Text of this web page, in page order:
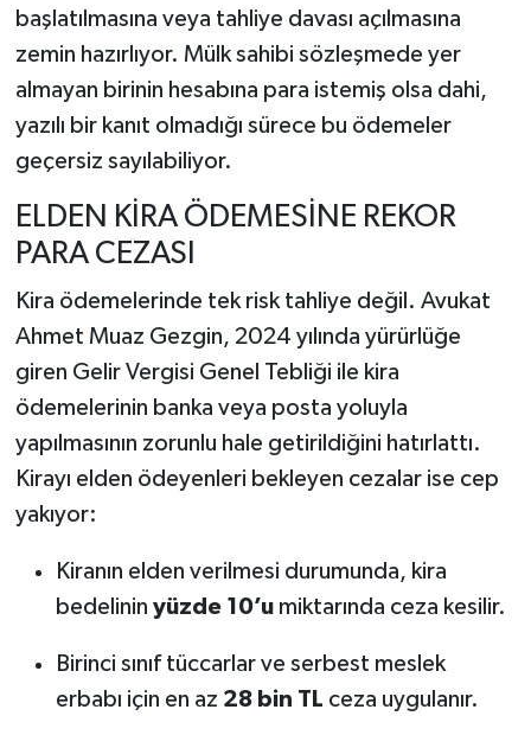
başlatılmasına veya tahliye davası açılmasına
zemin hazırlıyor. Mülk sahibi sözleşmede yer
almayan birinin hesabına para istemiş olsa dahi,
yazılı bir kanıt olmadığı sürece bu ödemeler
geçersiz sayılabiliyor.
ELDEN KİRA ÖDEMESİNE REKOR
PARA CEZASI
Kira ödemelerinde tek risk tahliye değil. Avukat
Ahmet Muaz Gezgin, 2024 yılında yürürlüğe
giren Gelir Vergisi Genel Tebliği ile kira
ödemelerinin banka veya posta yoluyla
yapılmasının zorunlu hale getirildiğini hatırlattı.
Kirayı elden ödeyenleri bekleyen cezalar ise cep
yakıyor:
Kiranın elden verilmesi durumunda, kira
bedelinin yüzde 10’umiktarında ceza kesilir.
Birinci sınıf tüccarlar ve serbest meslek
erbabı için en az 28 bin TL ceza uygulanır.